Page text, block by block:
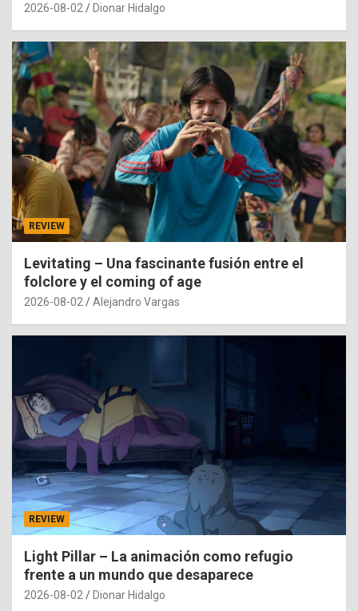
2026-08-02 Dionar Hidalgo
REVIEW
Levitating – Una fascinante fusión entre el
folclore y el coming of age
2026-08-02 Alejandro Vargas
REVIEW
Light Pillar – La animación como refugio
frente a un mundo que desaparece
2026-08-02 Dionar Hidalgo